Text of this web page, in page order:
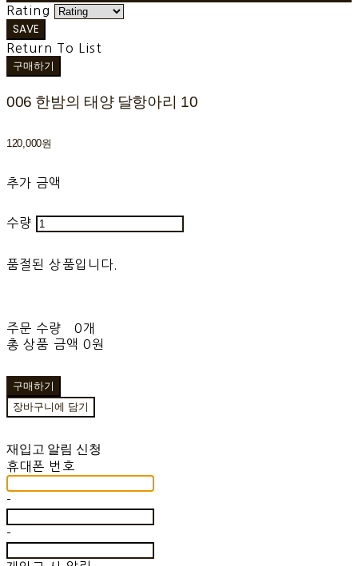
Rating
SAVE
Return To List
구매하기
006 한밤의 태양 달항아리 10
120,000원
추가 금액
수량
품절된 상품입니다.
주문 수량
0개
총 상품 금액 0원
구매하기
장바구니에 담기
재입고 알림 신청
휴대폰 번호
-
-